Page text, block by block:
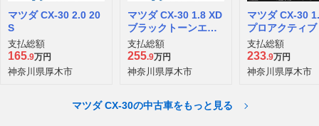
マツダ CX-30 2.0 20
S
支払総額
165.9万円
神奈川県厚木市
マツダ CX-30 1.8 XD
ブラックトーンエデ
ィション ディーゼル
ターボ
支払総額
255.9万円
神奈川県厚木市
マツダ CX-30
プロアクティ
リングセレクシ
ディーゼルター
支払総額
233.9万円
神奈川県厚木市
マツダ CX-30の中古車をもっと見る